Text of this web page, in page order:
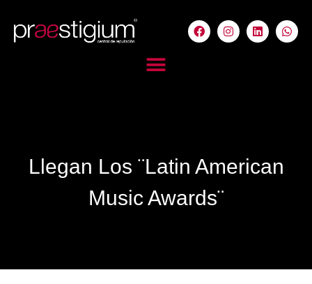
Llegan Los ¨Latin American
Music Awards¨